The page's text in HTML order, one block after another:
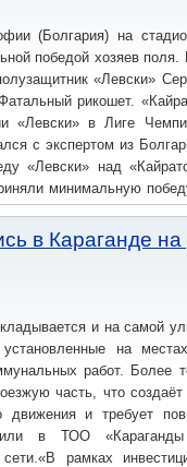
(Болгария) на
победой хозяев
«Левски»
рикошет.
«Левски» в Лиге
с экспертом из
«Левски» над
минимальную
же время я ожидал,
в Караганде
и на самой
на
работ. Более
часть, что
движения и требует
в ТОО
сети.«В рамках